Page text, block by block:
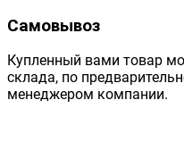
Самовывоз
Купленный вами товар
склада, по
менеджером компании.